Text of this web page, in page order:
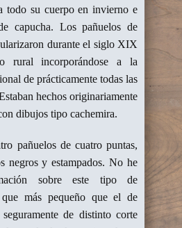
todo su cuerpo en invierno e
capucha. Los pañuelos de
durante el siglo XIX
rural incorporándose a la
de prácticamente todas las
hechos originariamente
dibujos tipo cachemira.
pañuelos de cuatro puntas,
negros y estampados. No he
sobre este tipo de
que más pequeño que el de
de distinto corte